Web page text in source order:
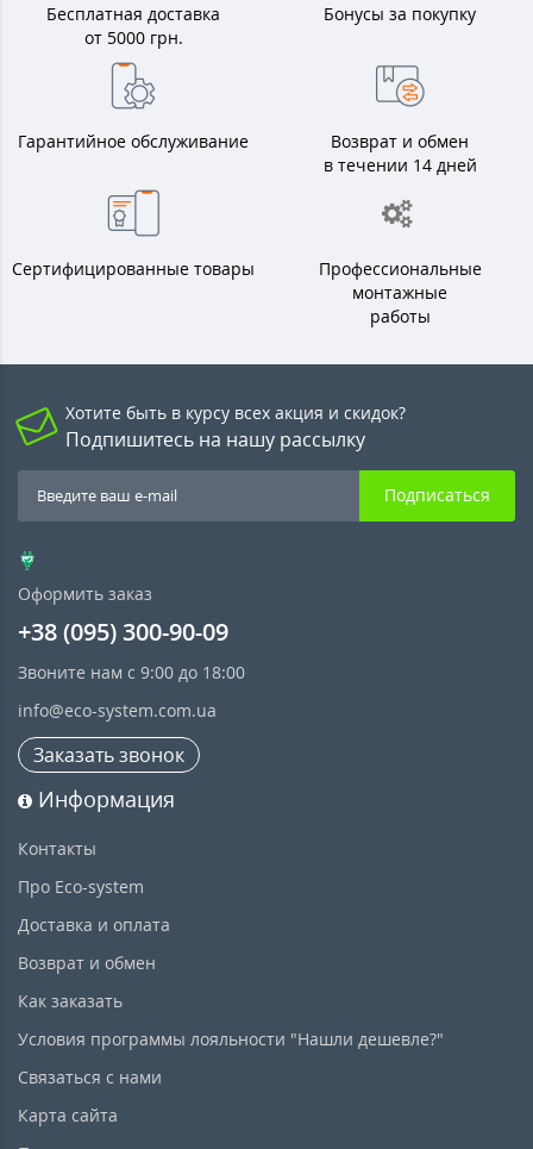
Бесплатная доставка
от 5000 грн.
Бонусы за покупку
Гарантийное обслуживание
Возврат и обмен
в течении 14 дней
Сертифицированные товары
Профессиональные
монтажные
работы
Хотите быть в курсу всех акция и скидок?
Подпишитесь на нашу рассылку
Подписаться
Оформить заказ
+38 (095) 300-90-09
Звоните нам с 9:00 до 18:00
info@eco-system.com.ua
Заказать звонок
Информация
Контакты
Про Eco-system
Доставка и оплата
Возврат и обмен
Как заказать
Условия программы лояльности "Нашли дешевле?"
Связаться с нами
Карта сайта